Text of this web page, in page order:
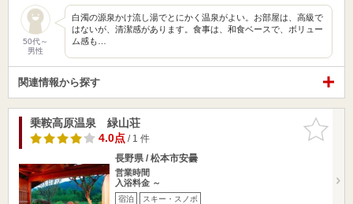
50代～
男性
白濁の源泉かけ流し湯でとにかく温泉がよい。お部屋は、高級で
はないが、清潔感があります。食事は、和食ベースで、ボリュー
ム感も…
関連情報から探す
お気に入
りに追加
乗鞍高原温泉 緑山荘
4.0点/ 1 件
長野県 / 松本市安曇
営業時間
入浴料金 ～
宿泊 スキー・スノボ